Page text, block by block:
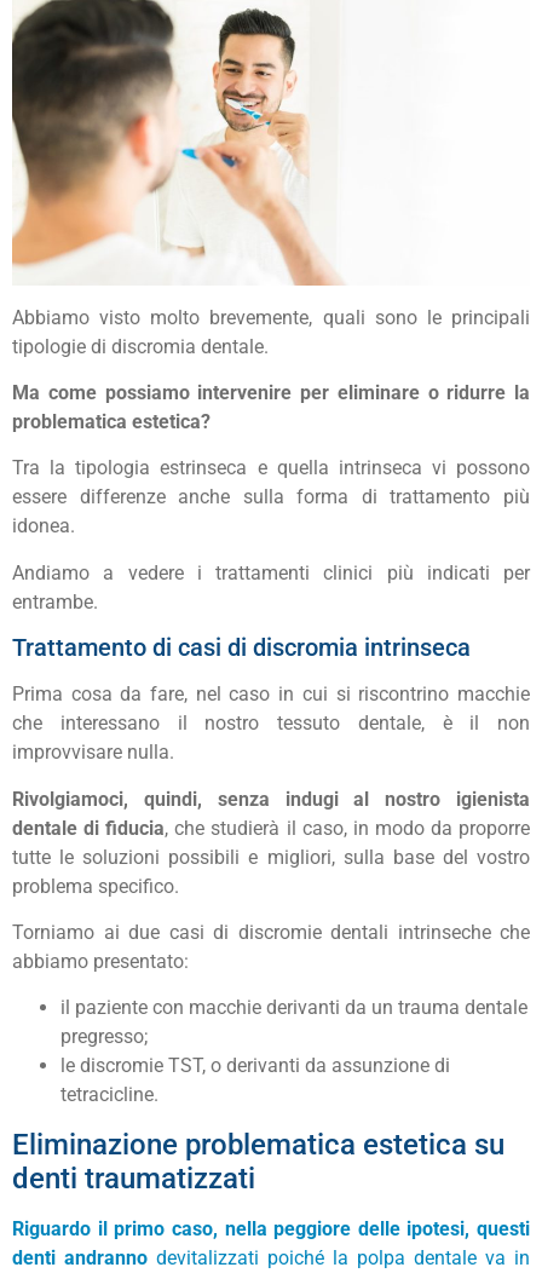
Abbiamo visto molto brevemente, quali sono le principali
tipologie di discromia dentale.
Ma come possiamo intervenire per eliminare o ridurre la
problematica estetica?
Tra la tipologia estrinseca e quella intrinseca vi possono
essere differenze anche sulla forma di trattamento più
idonea.
Andiamo a vedere i trattamenti clinici più indicati per
entrambe.
Trattamento di casi di discromia intrinseca
Prima cosa da fare, nel caso in cui si riscontrino macchie
che interessano il nostro tessuto dentale, è il non
improvvisare nulla.
Rivolgiamoci, quindi, senza indugi al nostro igienista
dentale di fiducia, che studierà il caso, in modo da proporre
tutte le soluzioni possibili e migliori, sulla base del vostro
problema specifico.
Torniamo ai due casi di discromie dentali intrinseche che
abbiamo presentato:
il paziente con macchie derivanti da un trauma dentale
pregresso;
le discromie TST, o derivanti da assunzione di
tetracicline.
Eliminazione problematica estetica su
denti traumatizzati
Riguardo il primo caso, nella peggiore delle ipotesi, questi
denti andranno devitalizzati poiché la polpa dentale va in